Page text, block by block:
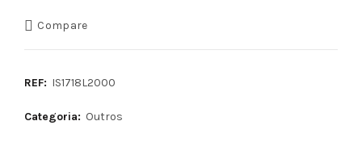
€855,47.
Compare
REF: IS1718L2000
Categoria: Outros